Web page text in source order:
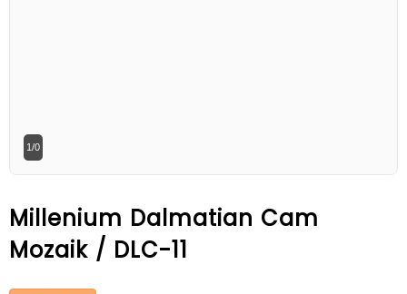
1/0
Millenium Dalmatian Cam
Mozaik / DLC-11
ettiğiniz için teşekkür ederiz.